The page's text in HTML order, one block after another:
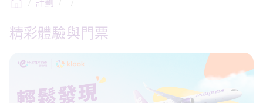
/ 計劃 / /
精彩體驗與門票